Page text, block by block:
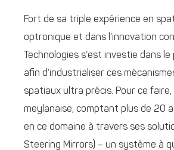
Fort de sa triple expérience en
optronique et dans l’innovation
Technologies s’est investie dans le
afin d’industrialiser ces
spatiaux ultra précis. Pour ce faire,
meylanaise, comptant plus de 20
en ce domaine à travers ses
Steering Mirrors) – un système à